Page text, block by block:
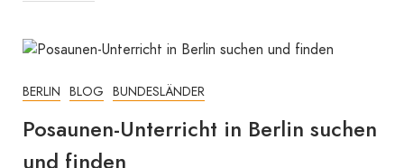
BERLIN BLOG BUNDESLÄNDER
Posaunen-Unterricht in Berlin suchen
und finden